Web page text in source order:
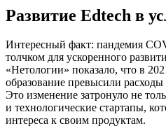
Развитие Edtech в
Интересный факт: пандемия
толчком для ускоренного
«Нетологии» показало, что в
образование превысили
Это изменение затронуло не
и технологические стартапы,
интереса к своим продуктам.